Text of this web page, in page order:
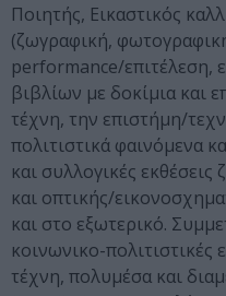
Ποιητής, Εικαστικός
(ζωγραφική,
performance/επιτέλεση,
βιβλίων με δοκίμια και
τέχνη, την επιστήμη/
πολιτιστικά φαινόμενα
και συλλογικές
και οπτικής/
και στο εξωτερικό.
κοινωνικο-
τέχνη, πολυμέσα και